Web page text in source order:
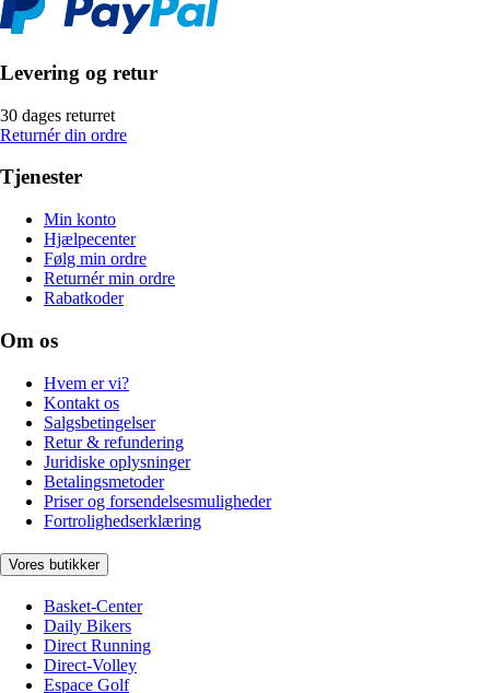
Levering og retur
30 dages returret
Returnér din ordre
Tjenester
Min konto
Hjælpecenter
Følg min ordre
Returnér min ordre
Rabatkoder
Om os
Hvem er vi?
Kontakt os
Salgsbetingelser
Retur & refundering
Juridiske oplysninger
Betalingsmetoder
Priser og forsendelsesmuligheder
Fortrolighedserklæring
Vores butikker
Basket-Center
Daily Bikers
Direct Running
Direct-Volley
Espace Golf